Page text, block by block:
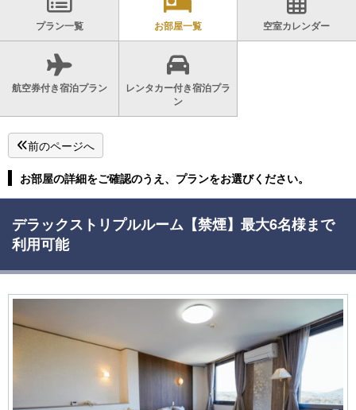
プラン一覧 お部屋一覧 空室カレンダー
航空券付き宿泊プラン
レンタカー付き宿泊プラ
ン
前のページへ
お部屋の詳細をご確認のうえ、プランをお選びください。
デラックストリプルルーム【禁煙】最大6名様まで
利用可能